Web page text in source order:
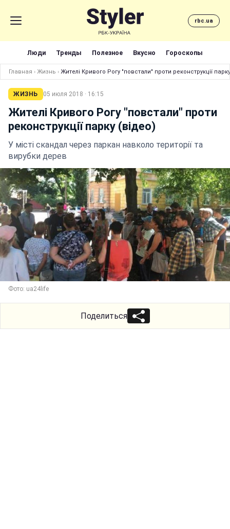
rbc.ua
Люди Тренды Полезное Вкусно Гороскопы
Главная › Жизнь › Жителі Кривого Рогу "повстали" проти реконструкції
ЖИЗНЬ 05 июля 2018 · 16:15
Жителі Кривого Рогу "повстали" проти
реконструкції парку (відео)
У місті скандал через паркан навколо території та
вирубки дерев
Фото: ua24life
Поделиться